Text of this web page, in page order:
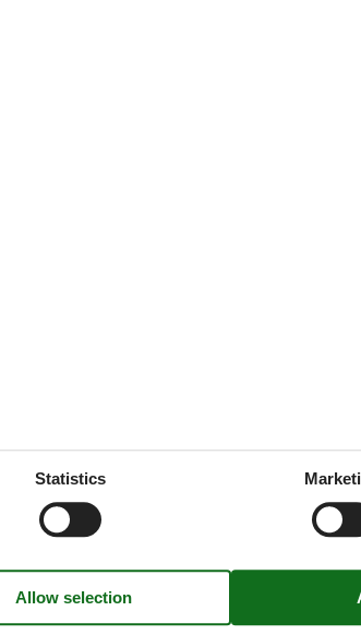
Multimedia
Chromecast
Danish TV
German TV
Satellite dish
Statistics